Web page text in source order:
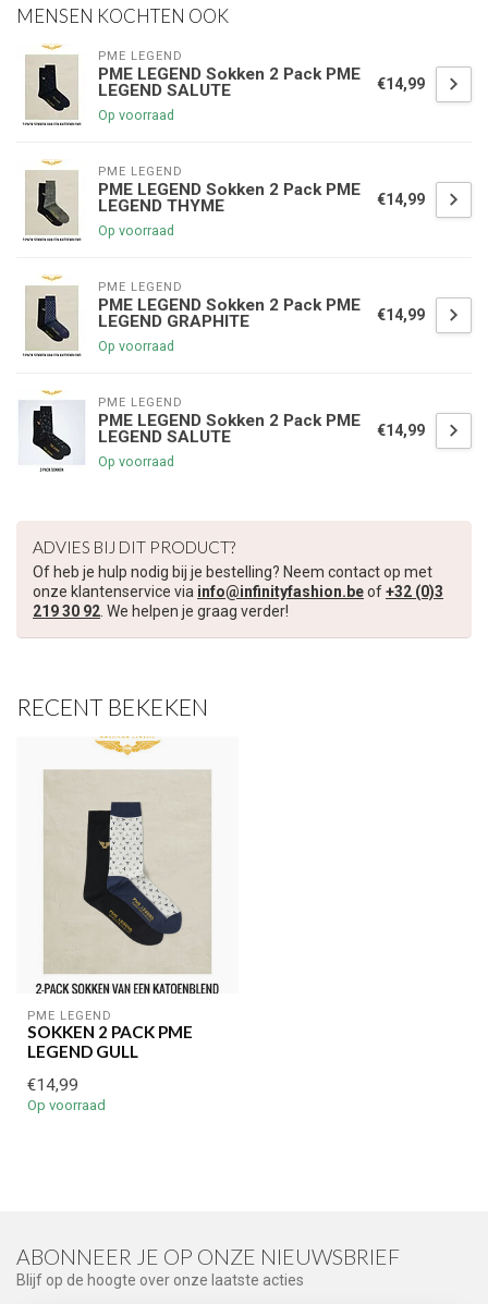
MENSEN KOCHTEN OOK
PME LEGEND
PME LEGEND Sokken 2 Pack PME
LEGEND SALUTE
Op voorraad
€14,99
PME LEGEND
PME LEGEND Sokken 2 Pack PME
LEGEND THYME
Op voorraad
€14,99
PME LEGEND
PME LEGEND Sokken 2 Pack PME
LEGEND GRAPHITE
Op voorraad
€14,99
PME LEGEND
PME LEGEND Sokken 2 Pack PME
LEGEND SALUTE
Op voorraad
€14,99
ADVIES BIJ DIT PRODUCT?
Of heb je hulp nodig bij je bestelling? Neem contact op met
onze klantenservice via info@infinityfashion.beof+32 (0)3
219 30 92. We helpen je graag verder!
RECENT BEKEKEN
PME LEGEND
SOKKEN 2 PACK PME
LEGEND GULL
€14,99
Op voorraad
ABONNEER JE OP ONZE NIEUWSBRIEF
Blijf op de hoogte over onze laatste acties
€5,00 korting op je volgende bestelling
Schrijf je in voor onze nieuwsbrief om op de hoogte te blijven
over onze nieuwe collectie, en ontvang5 euro kortingop je
Je korting is geldig bij een minimale bestelwaarde van €45,00